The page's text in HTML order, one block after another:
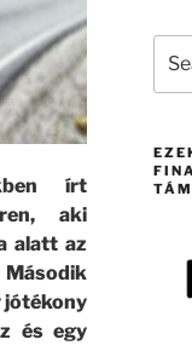
írt
aki
alatt az
jótékony
és egy
for: